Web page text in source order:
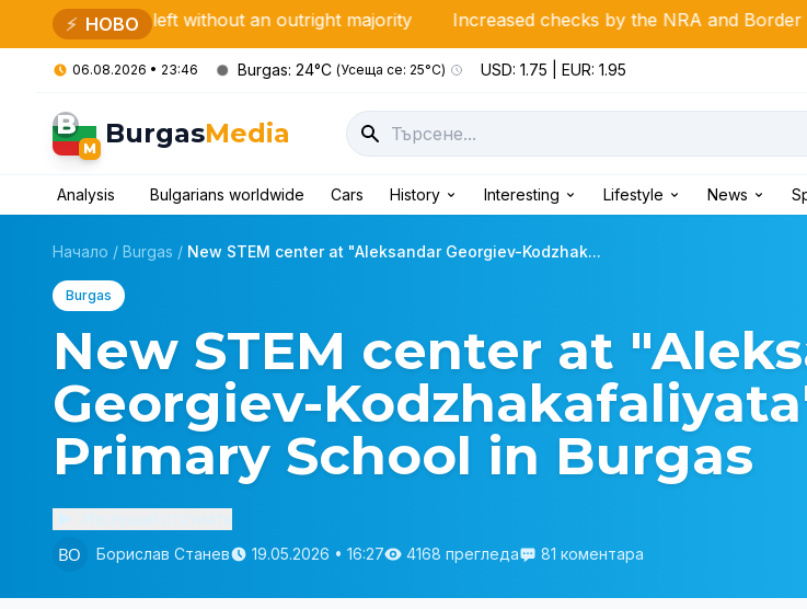
⚡ НОВО
left without an outright majority Increased checks by the NRA and Border Police for
06.08.2026 • 23:46 Burgas: 24°C (Усеща се: 25°C) USD: 1.75 | EUR: 1.95
B
M BurgasMedia
Analysis Bulgarians worldwide Cars History Interesting Lifestyle News
Начало / Burgas / New STEM center at "Aleksandar Georgiev-Kodzhak...
Burgas
New STEM center at
Georgiev-
Primary School in Burgas
Борислав Станев
19.05.2026 • 16:27 4168 прегледа 81 коментара